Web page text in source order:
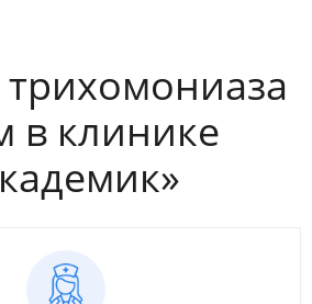
в клинике